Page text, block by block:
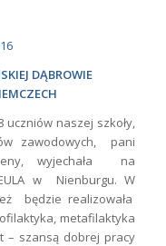
DĄBROWIE
uczniów naszej szkoły,
zawodowych, pani
wyjechała na
w Nienburgu. W
będzie realizowała
metafilaktyka
– szansą dobrej pracy